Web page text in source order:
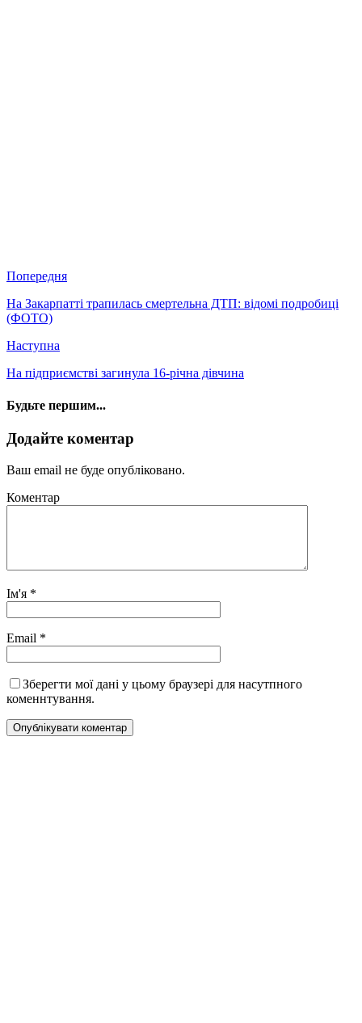
Попередня
На Закарпатті трапилась смертельна ДТП: відомі подробиці
(ФОТО)
Наступна
На підприємстві загинула 16-річна дівчина
Будьте першим...
Додайте коментар
Ваш email не буде опубліковано.
Коментар
Ім'я *
Email *
Зберегти мої дані у цьому браузері для насутпного
коменнтування.